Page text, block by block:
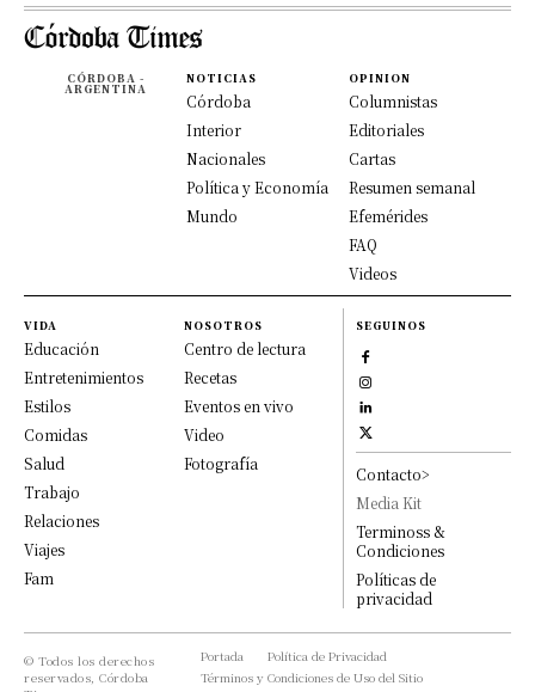
CÓRDOBA -
ARGENTINA
NOTICIAS
Córdoba
Interior
Nacionales
Política y Economía
Mundo
OPINION
Columnistas
Editoriales
Cartas
Resumen semanal
Efemérides
FAQ
Videos
VIDA
Educación
Entretenimientos
Estilos
Comidas
Salud
Trabajo
Relaciones
Viajes
Fam
NOSOTROS
Centro de lectura
Recetas
Eventos en vivo
Video
Fotografía
SEGUINOS
Contacto>
Media Kit
Terminoss &
Condiciones
Políticas de
privacidad
© Todos los derechos
reservados, Córdoba
Portada
Política de Privacidad
Términos y Condiciones de Uso del Sitio